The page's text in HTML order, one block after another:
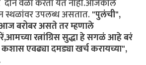
वेळा करता येत नाही.आजकाल
स्थळांवर उपलब्ध असतात."पुलंची",
बरोबर असते तर म्हणाले
रत्नांग्रिस सुद्धा हे सगळं आहे बरं
एवढ्या दमड्या खर्च करायच्या",